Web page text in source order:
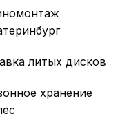
литых дисков
хранение